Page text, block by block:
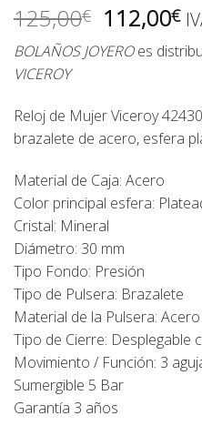
125,00€ El
precio
original
125,00€.
112,00€El
BOLAÑOS JOYEROes
VICEROY
Reloj de Mujer Viceroy
brazalete de acero, esfera
Material de Caja: Acero
Color principal esfera:
Cristal: Mineral
Diámetro: 30 mm
Tipo Fondo: Presión
Tipo de Pulsera: Brazalete
Material de la Pulsera: Acero
Tipo de Cierre: Desplegable
Movimiento / Función: 3
Sumergible 5 Bar
Garantía 3 años